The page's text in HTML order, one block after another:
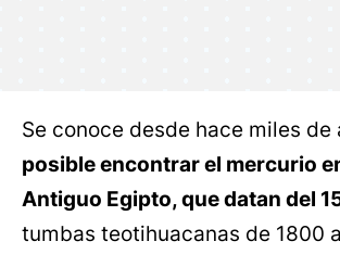
Se conoce desde hace miles de
posible encontrar el mercurio
Antiguo Egipto, que datan del
tumbas teotihuacanas de 1800